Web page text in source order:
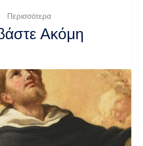
Περισσότερα
Ακόμη